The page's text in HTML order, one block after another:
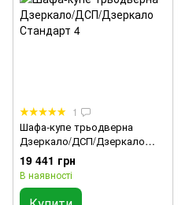
1
Шафа-купе трьодверна
Дзеркало/ДСП/Дзеркало
Стандарт 4
19 441 грн
В наявності